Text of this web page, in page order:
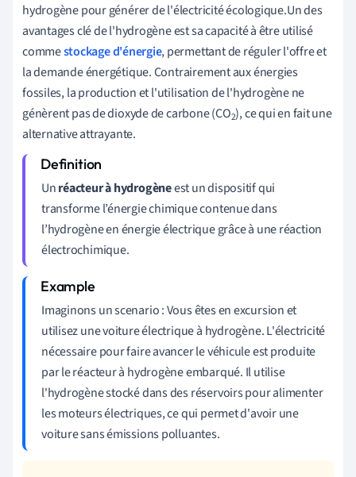
hydrogène pour générer de l'électricité écologique.Un des
avantages clé de l'hydrogène est sa capacité à être utilisé
commestockage d'énergie, permettant de réguler l'offre et
la demande énergétique. Contrairement aux énergies
fossiles, la production et l'utilisation de l'hydrogène ne
génèrent pas de dioxyde de carbone (CO2), ce qui en fait une
alternative attrayante.
Unréacteur à hydrogèneest un dispositif qui
transforme l’énergie chimique contenue dans
l’hydrogène en énergie électrique grâce à une réaction
électrochimique.
Imaginons un scenario : Vous êtes en excursion et
utilisez une voiture électrique à hydrogène. L'électricité
nécessaire pour faire avancer le véhicule est produite
par le réacteur à hydrogène embarqué. Il utilise
l'hydrogène stocké dans des réservoirs pour alimenter
les moteurs électriques, ce qui permet d'avoir une
voiture sans émissions polluantes.